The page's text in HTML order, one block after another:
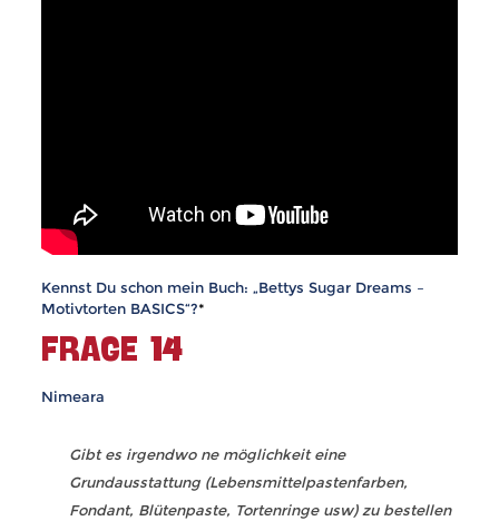
Kennst Du schon mein Buch: „Bettys Sugar Dreams –
Motivtorten BASICS“?*
FRAGE 14
Nimeara
Gibt es irgendwo ne möglichkeit eine
Grundausstattung (Lebensmittelpastenfarben,
Fondant, Blütenpaste, Tortenringe usw) zu bestellen